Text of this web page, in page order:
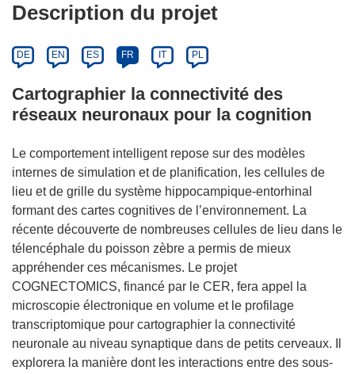
Description du projet
DE EN ES FR IT PL
Cartographier la connectivité des
réseaux neuronaux pour la cognition
Le comportement intelligent repose sur des modèles
internes de simulation et de planification, les cellules de
lieu et de grille du système hippocampique-entorhinal
formant des cartes cognitives de l’environnement. La
récente découverte de nombreuses cellules de lieu dans le
télencéphale du poisson zèbre a permis de mieux
appréhender ces mécanismes. Le projet
COGNECTOMICS, financé par le CER, fera appel la
microscopie électronique en volume et le profilage
transcriptomique pour cartographier la connectivité
neuronale au niveau synaptique dans de petits cerveaux. Il
explorera la manière dont les interactions entre des sous-